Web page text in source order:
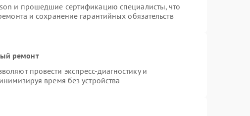
и прошедшие сертификацию специалисты, что
и сохранение гарантийных обязательств
ремонт
провести экспресс-диагностику и
время без устройства